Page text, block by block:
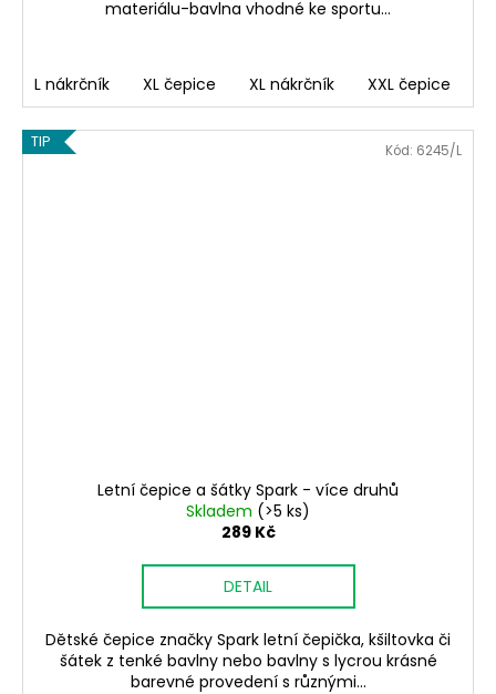
materiálu-bavlna vhodné ke sportu...
L nákrčník XL čepice XL nákrčník XXL čepice
TIP
Letní čepice a šátky Spark - více druhů
Skladem (>5 ks)
289 Kč
DETAIL
Dětské čepice značky Spark letní čepička, kšiltovka či
šátek z tenké bavlny nebo bavlny s lycrou krásné
barevné provedení s různými...
Kód: 6245/L